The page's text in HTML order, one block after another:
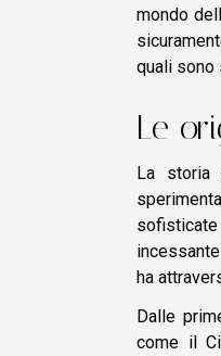
mondo
quali sono
Le
La storia
sofisticate
ha
Dalle
come il